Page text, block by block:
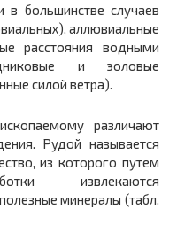
большинстве случаев
аллювиальные
расстояния водными
и эоловые
силой ветра).
различают
Рудой называется
из которого путем
извлекаются
минералы (табл.